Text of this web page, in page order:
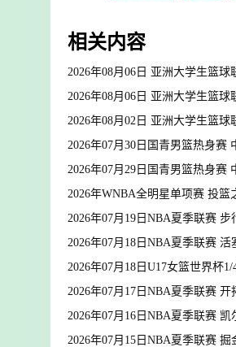
相关内容
2026年08月06日 亚洲大学生篮
2026年08月06日 亚洲大学生篮
2026年08月02日 亚洲大学生篮
2026年07月30日国青男篮热身赛
2026年07月29日国青男篮热身赛
2026年WNBA全明星单项赛 投篮
2026年07月19日NBA夏季联赛
2026年07月18日NBA夏季联赛
2026年07月18日U17女篮世界杯
2026年07月17日NBA夏季联赛
2026年07月16日NBA夏季联赛
2026年07月15日NBA夏季联赛